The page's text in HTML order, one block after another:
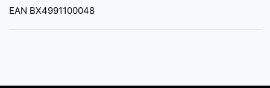
EAN BX4991100048